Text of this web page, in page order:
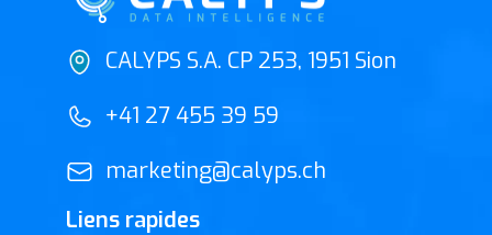
CALYPS S.A. CP 253, 1951 Sion
+41 27 455 39 59
marketing@calyps.ch
Liens rapides